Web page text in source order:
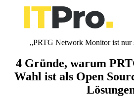
„PRTG Network Monitor ist nur
4 Gründe, warum
Wahl ist als Open